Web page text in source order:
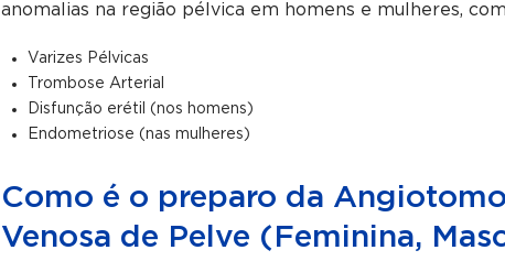
anomalias na região pélvica em homens e mulheres,
Varizes Pélvicas
Trombose Arterial
Disfunção erétil (nos homens)
Endometriose (nas mulheres)
Como é o preparo da
Venosa de Pelve (Feminina,